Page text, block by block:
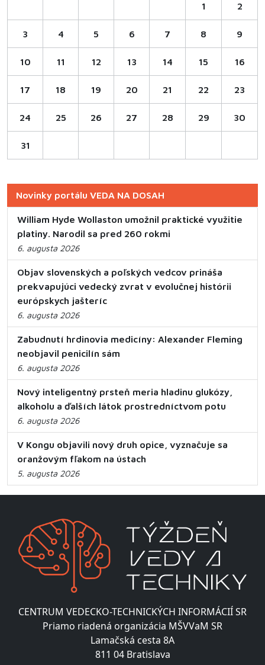
1 2
3 4 5 6 7 8 9
10 11 12 13 14 15 16
17 18 19 20 21 22 23
24 25 26 27 28 29 30
31
Novinky portálu VEDA NA DOSAH
William Hyde Wollaston umožnil praktické využitie
platiny. Narodil sa pred 260 rokmi
6. augusta 2026
Objav slovenských a poľských vedcov prináša
prekvapujúci vedecký zvrat v evolučnej histórii
európskych jašteríc
6. augusta 2026
Zabudnutí hrdinovia medicíny: Alexander Fleming
neobjavil penicilín sám
6. augusta 2026
Nový inteligentný prsteň meria hladinu glukózy,
alkoholu a ďalších látok prostredníctvom potu
6. augusta 2026
V Kongu objavili nový druh opice, vyznačuje sa
oranžovým fľakom na ústach
5. augusta 2026
CENTRUM VEDECKO-TECHNICKÝCH INFORMÁCIÍ SR
Priamo riadená organizácia MŠVVaM SR
Lamačská cesta 8A
811 04 Bratislava